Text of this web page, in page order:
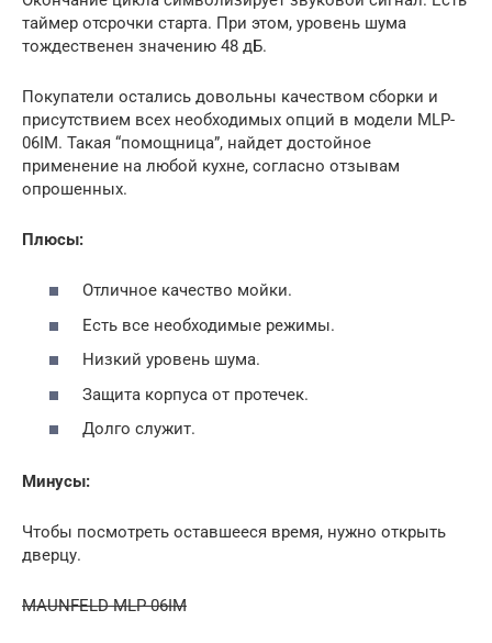
таймер отсрочки старта. При этом, уровень шума
тождественен значению 48 дБ.
Покупатели остались довольны качеством сборки и
присутствием всех необходимых опций в модели MLP-
06IM. Такая “помощница”, найдет достойное
применение на любой кухне, согласно отзывам
опрошенных.
Плюсы:
Отличное качество мойки.
Есть все необходимые режимы.
Низкий уровень шума.
Защита корпуса от протечек.
Долго служит.
Минусы:
Чтобы посмотреть оставшееся время, нужно открыть
дверцу.
MAUNFELD MLP-06IM